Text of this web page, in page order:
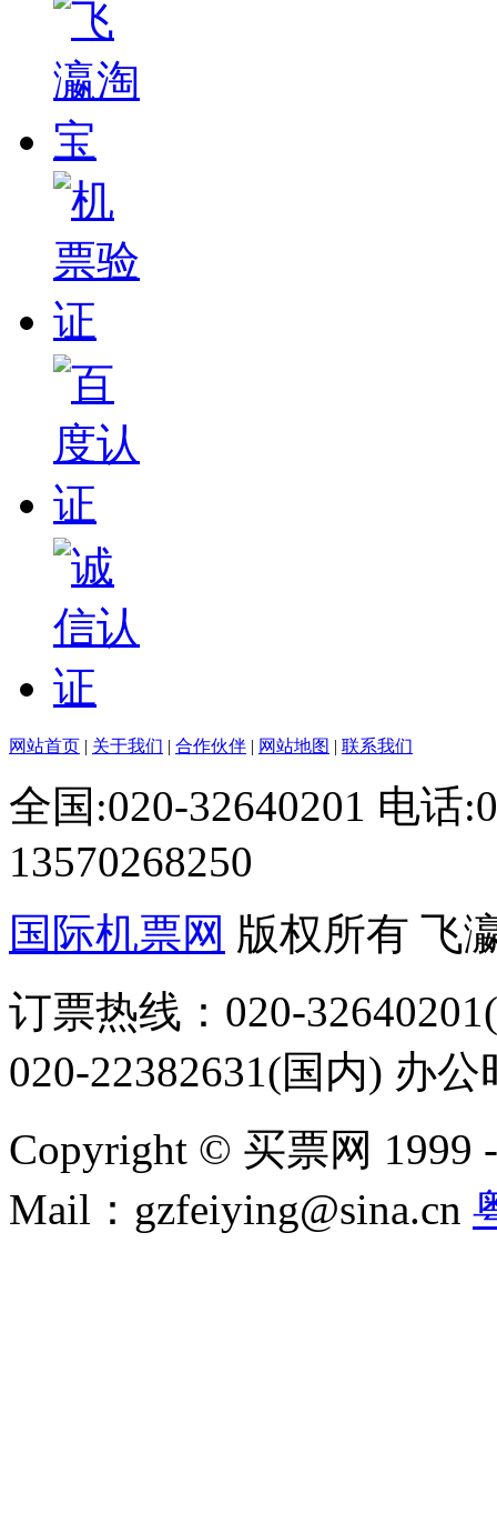
网站首页 | 关于我们 | 合作伙伴 | 网站地图 | 联系我们
全国:020-32640201 电话
13570268250
国际机票网 版权所有 飞
订票热线：020-
020-22382631(国内) 办
Copyright © 买票网 1999
Mail：gzfeiying@sina.cn